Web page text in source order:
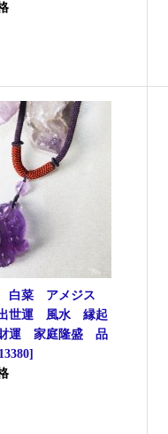
白菜 アメジス
世運 風水 縁起
運 家庭隆盛 品
]